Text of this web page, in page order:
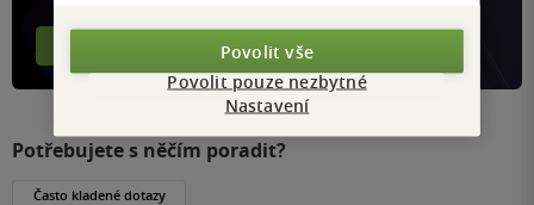
Více o klubu
Potřebujete s něčím poradit?
Často kladené dotazy
Povolit vše
Povolit pouze nezbytné
Nastavení